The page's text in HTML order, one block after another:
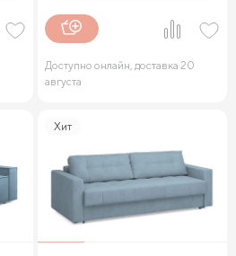
Доступно онлайн, доставка 20
августа
Хит